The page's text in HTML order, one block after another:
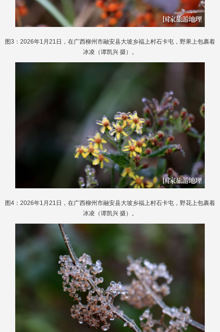
图3：2026年1月21日，在广西柳州市融安县大坡乡福上村石卡屯，野果上包裹着
冰凌（谭凯兴 摄）。
图4：2026年1月21日，在广西柳州市融安县大坡乡福上村石卡屯，野花上包裹着
冰凌（谭凯兴 摄）。